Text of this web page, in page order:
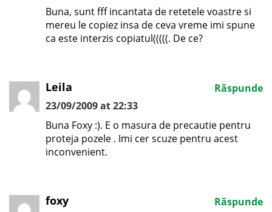
Buna, sunt fff incantata de retetele voastre si
mereu le copiez insa de ceva vreme imi spune
ca este interzis copiatul(((((. De ce?
Leila
23/09/2009 at 22:33
Buna Foxy :). E o masura de precautie pentru
proteja pozele . Imi cer scuze pentru acest
inconvenient.
Răspunde
foxy Răspunde